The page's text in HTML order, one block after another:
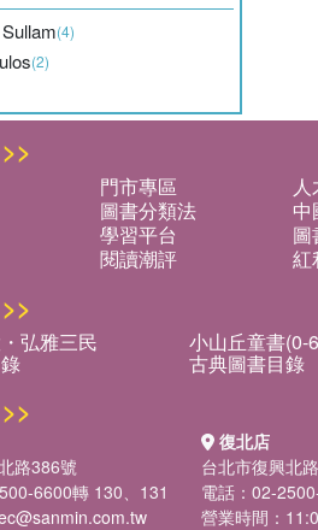
(4)
(2)
門市專區
圖書分類法 中
學習平台 圖
閱讀潮評 紅
弘雅三民 小山丘童書(0-
古典圖書目錄
路386號
6600轉 130、131
復北店
台北市復興北
電話：02-
營業時間：